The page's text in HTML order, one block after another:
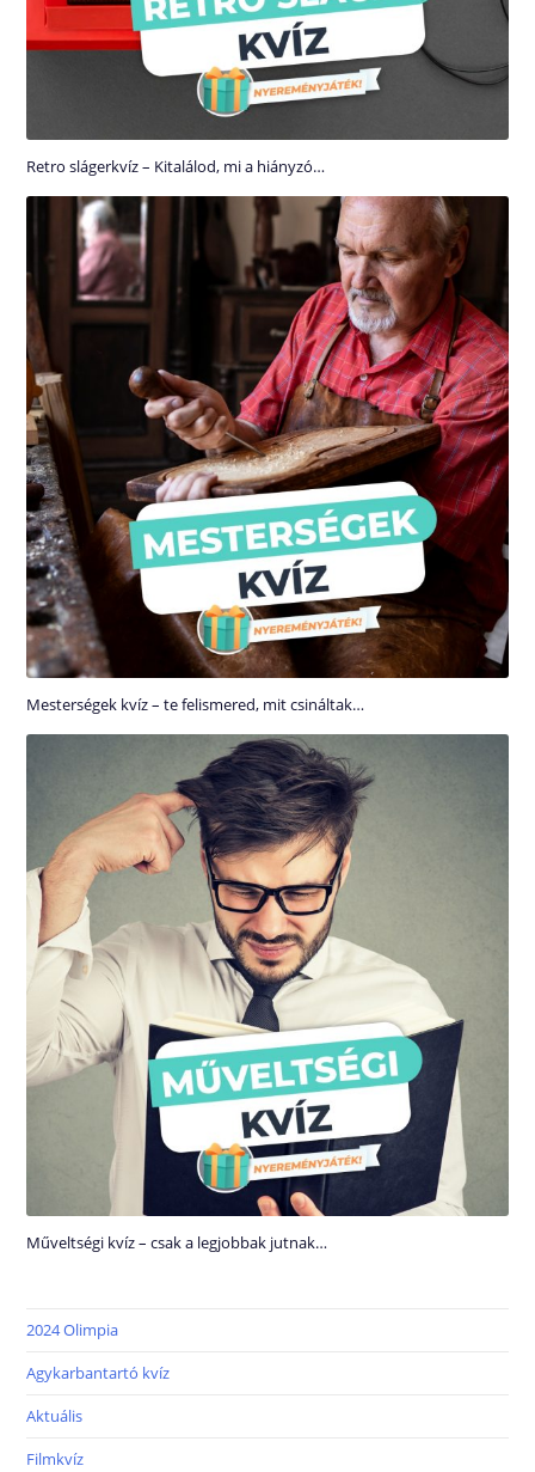
Retro slágerkvíz – Kitalálod, mi a hiányzó…
Mesterségek kvíz – te felismered, mit csináltak…
Műveltségi kvíz – csak a legjobbak jutnak…
2024 Olimpia
Agykarbantartó kvíz
Aktuális
Filmkvíz